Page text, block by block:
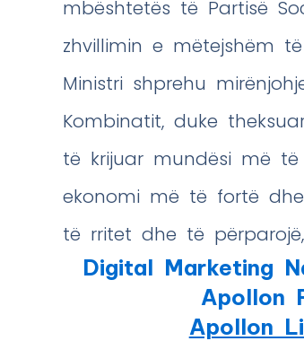
mbështetës të Partisë
zhvillimin e mëtejshëm të
Ministri shprehu
Kombinatit, duke
të krijuar mundësi më
ekonomi më të fortë
të rritet dhe të
Digital Marketing
Apollon
Apollon